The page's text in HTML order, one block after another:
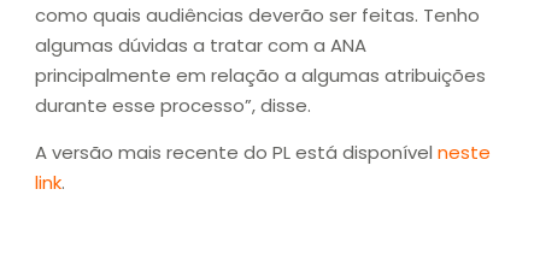
como quais audiências deverão ser feitas. Tenho
algumas dúvidas a tratar com a ANA
principalmente em relação a algumas atribuições
durante esse processo”, disse.
A versão mais recente do PL está disponível neste
link.